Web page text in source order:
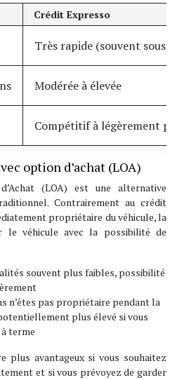
Crédit Expresso
Très rapide (souvent sous
Modérée à élevée
Compétitif à légèrement
option d’achat (LOA)
(LOA) est une alternative
Contrairement au crédit
propriétaire du véhicule, la
le véhicule avec la possibilité de
souvent plus faibles, possibilité
n’êtes pas propriétaire pendant la
plus élevé si vous
terme
plus avantageux si vous souhaitez
et si vous prévoyez de garder